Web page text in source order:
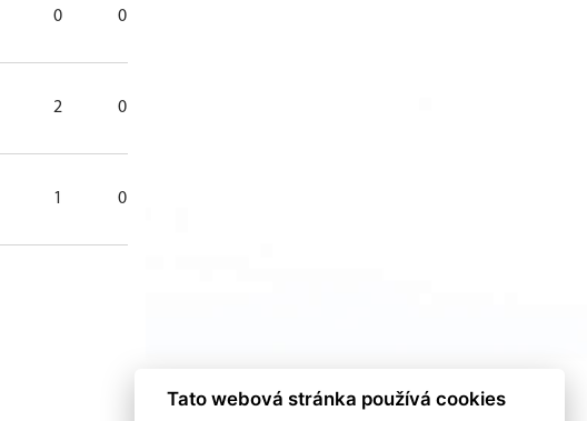
0 0
2 0
1 0
Tato webová stránka používá cookies